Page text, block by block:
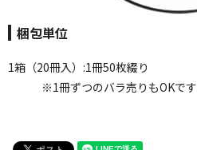
梱包単位
1箱（20冊入）:1冊50枚綴り
※1冊ずつのバラ売りもOKです